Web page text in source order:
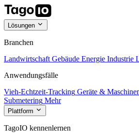
Lösungen
Branchen
Landwirtschaft Gebäude Energie Industrie
Anwendungsfälle
Vieh-Echtzeit-Tracking Geräte &
Submetering Mehr
Plattform
TagoIO kennenlernen